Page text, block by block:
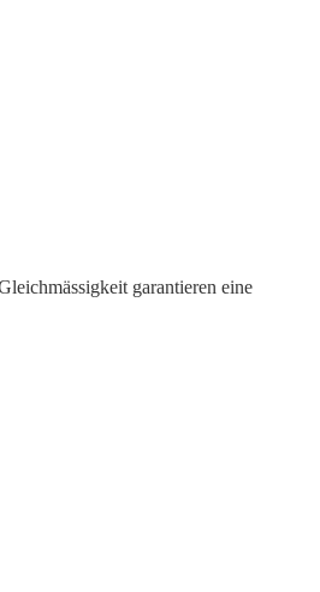
garantieren eine